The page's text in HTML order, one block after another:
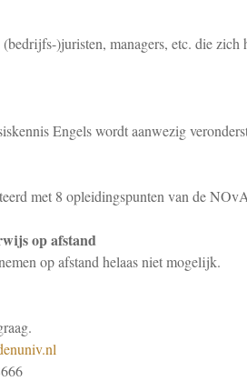
)juristen, managers, etc. die
Engels wordt aanwezig
met 8 opleidingspunten van de
op afstand
op afstand helaas niet mogelijk.